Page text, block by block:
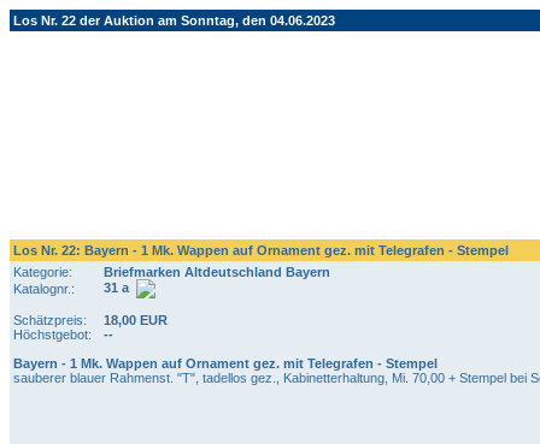
Los Nr. 22 der Auktion am Sonntag, den 04.06.2023
Los Nr. 22: Bayern - 1 Mk. Wappen auf Ornament gez. mit Telegrafen - Stempel
Kategorie:
Briefmarken Altdeutschland Bayern
Katalognr.:
31 a
Schätzpreis:
18,00 EUR
Höchstgebot:
--
Bayern - 1 Mk. Wappen auf Ornament gez. mit Telegrafen - Stempel
sauberer blauer Rahmenst. "T", tadellos gez., Kabinetterhaltung, Mi. 70,00 + Stempel bei